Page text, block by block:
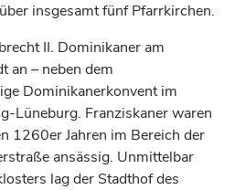
insgesamt fünf Pfarrkirchen.
II. Dominikaner am
an – neben dem
Dominikanerkonvent im
Lüneburg. Franziskaner waren
1260er Jahren im Bereich der
ansässig. Unmittelbar
lag der Stadthof des